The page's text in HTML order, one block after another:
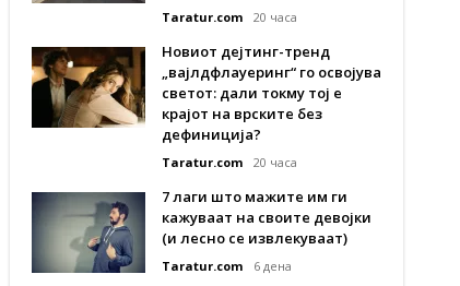
Taratur.com 20 часа
Новиот дејтинг-тренд
„вајлдфлауеринг“ го освојува
светот: дали токму тој е
крајот на врските без
дефиниција?
Taratur.com 20 часа
7 лаги што мажите им ги
кажуваат на своите девојки
(и лесно се извлекуваат)
Taratur.com 6 дена